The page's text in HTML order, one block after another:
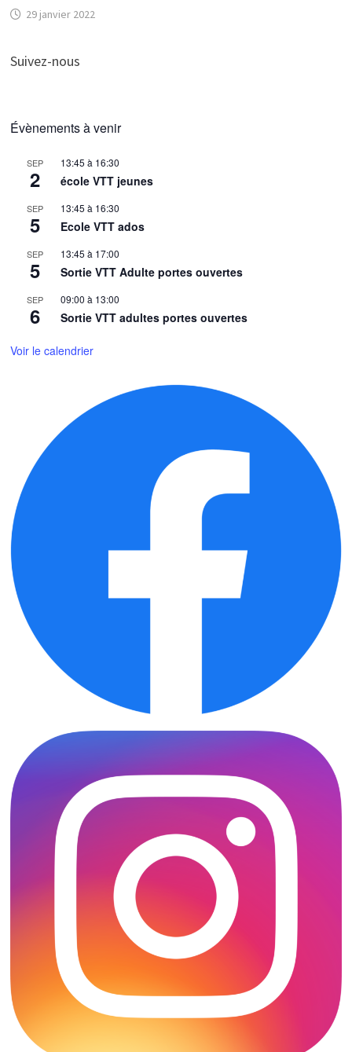
29 janvier 2022
Suivez-nous
Évènements à venir
SEP
2
13:45 à 16:30
école VTT jeunes
SEP
5
13:45 à 16:30
Ecole VTT ados
SEP
5
13:45 à 17:00
Sortie VTT Adulte portes ouvertes
SEP
6
09:00 à 13:00
Sortie VTT adultes portes ouvertes
Voir le calendrier